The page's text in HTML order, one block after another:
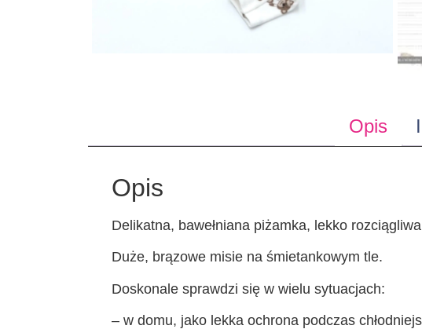
Opis
Opis
Delikatna, bawełniana piżamka, lekko
Duże, brązowe misie na śmietankowym tle.
Doskonale sprawdzi się w wielu sytuacjach:
– w domu, jako lekka ochrona podczas